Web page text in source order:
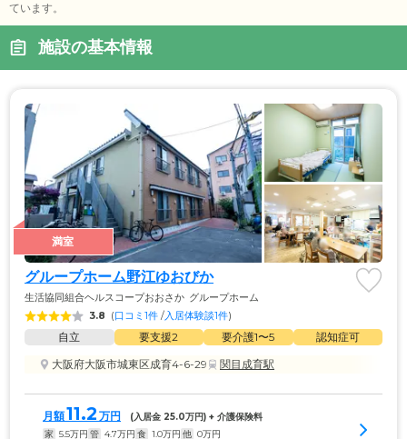
ています。
施設の基本情報
満室
グループホーム野江ゆおびか
生活協同組合ヘルスコープおおさか グループホーム
3.8 (口コミ1件 /入居体験談1件)
自立 要支援2 要介護1〜5
認知症可
大阪府大阪市城東区成育4-6-29
関目成育駅
月額11.2 万円 (入居金 25.0万円) + 介護保険料
家 5.5万円 管 4.7万円 食 1.0万円 他 0万円